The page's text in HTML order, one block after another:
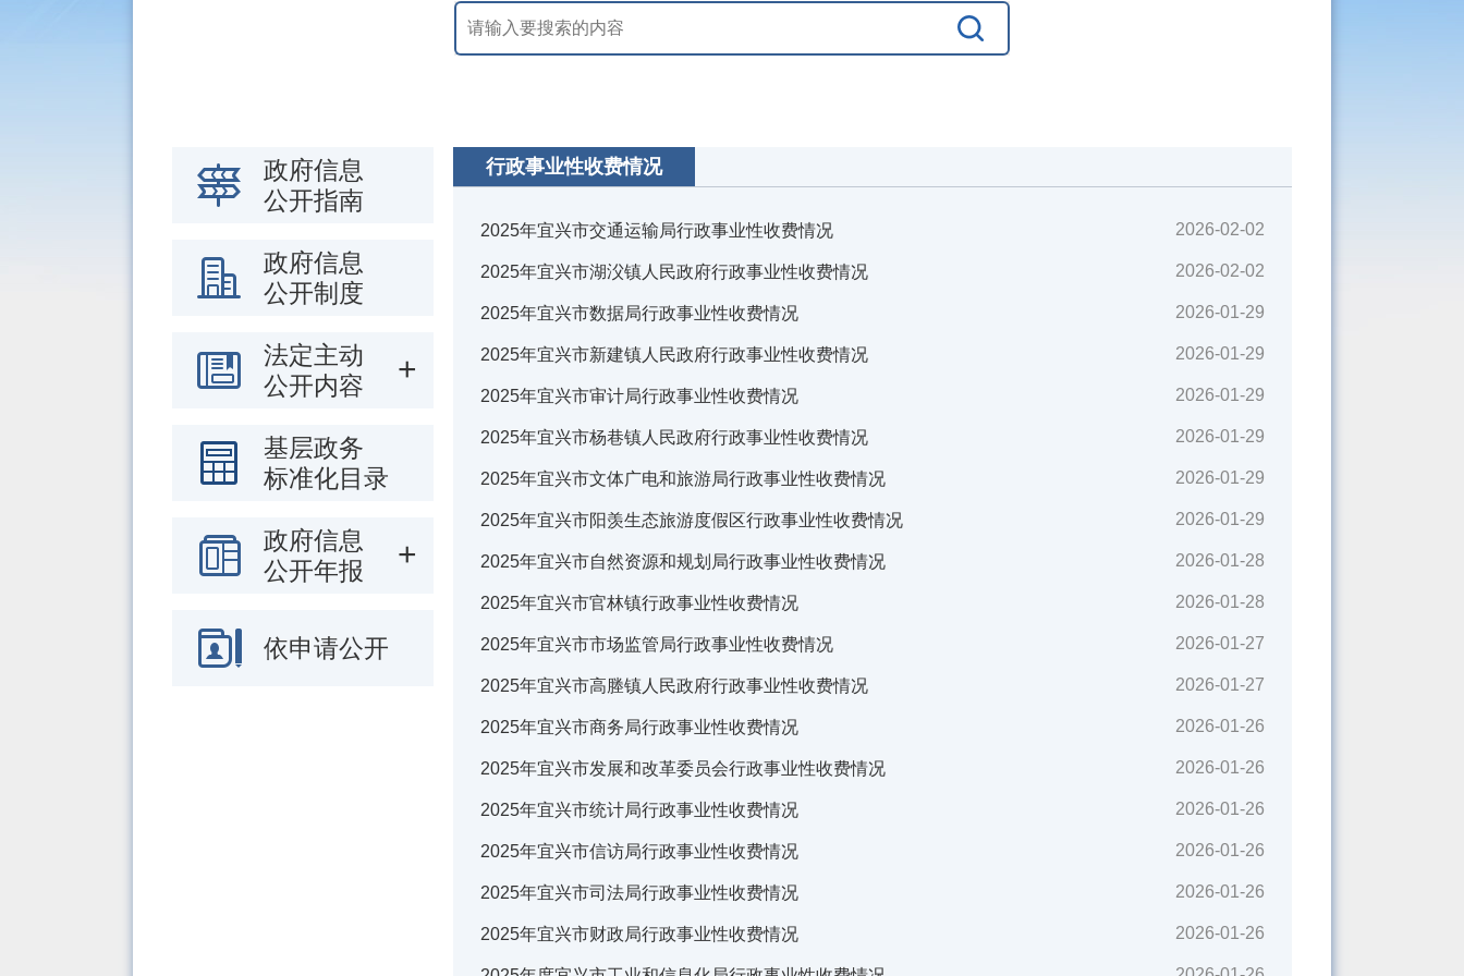
政府信息
公开指南
政府信息
公开制度
法定主动
公开内容
基层政务
标准化目录
政府信息
公开年报
依申请公开
行政事业性收费情况
2025年宜兴市交通运输局行政事业性收费情况 2026-02-02
2025年宜兴市湖㳇镇人民政府行政事业性收费情况 2026-02-02
2025年宜兴市数据局行政事业性收费情况 2026-01-29
2025年宜兴市新建镇人民政府行政事业性收费情况 2026-01-29
2025年宜兴市审计局行政事业性收费情况 2026-01-29
2025年宜兴市杨巷镇人民政府行政事业性收费情况 2026-01-29
2025年宜兴市文体广电和旅游局行政事业性收费情况 2026-01-29
2025年宜兴市阳羡生态旅游度假区行政事业性收费情况 2026-01-29
2025年宜兴市自然资源和规划局行政事业性收费情况 2026-01-28
2025年宜兴市官林镇行政事业性收费情况 2026-01-28
2025年宜兴市市场监管局行政事业性收费情况 2026-01-27
2025年宜兴市高塍镇人民政府行政事业性收费情况 2026-01-27
2025年宜兴市商务局行政事业性收费情况 2026-01-26
2025年宜兴市发展和改革委员会行政事业性收费情况 2026-01-26
2025年宜兴市统计局行政事业性收费情况 2026-01-26
2025年宜兴市信访局行政事业性收费情况 2026-01-26
2025年宜兴市司法局行政事业性收费情况 2026-01-26
2025年宜兴市财政局行政事业性收费情况 2026-01-26